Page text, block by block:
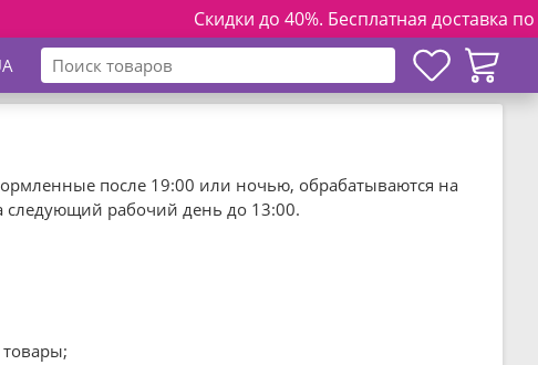
Скидки до 40%. Бесплатная доставка
после 19:00 или ночью, обрабатываются на
рабочий день до 13:00.